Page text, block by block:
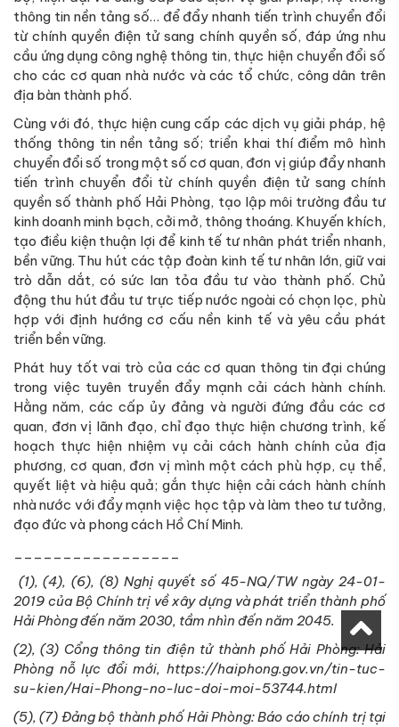
thông tin nền tảng số… để đẩy nhanh tiến trình chuyển đổi
từ chính quyền điện tử sang chính quyền số, đáp ứng nhu
cầu ứng dụng công nghệ thông tin, thực hiện chuyển đổi số
cho các cơ quan nhà nước và các tổ chức, công dân trên
địa bàn thành phố.
Cùng với đó, thực hiện cung cấp các dịch vụ giải pháp, hệ
thống thông tin nền tảng số; triển khai thí điểm mô hình
chuyển đổi số trong một số cơ quan, đơn vị giúp đẩy nhanh
tiến trình chuyển đổi từ chính quyền điện tử sang chính
quyền số thành phố Hải Phòng, tạo lập môi trường đầu tư
kinh doanh minh bạch, cởi mở, thông thoáng. Khuyến khích,
tạo điều kiện thuận lợi để kinh tế tư nhân phát triển nhanh,
bền vững. Thu hút các tập đoàn kinh tế tư nhân lớn, giữ vai
trò dẫn dắt, có sức lan tỏa đầu tư vào thành phố. Chủ
động thu hút đầu tư trực tiếp nước ngoài có chọn lọc, phù
hợp với định hướng cơ cấu nền kinh tế và yêu cầu phát
triển bền vững.
Phát huy tốt vai trò của các cơ quan thông tin đại chúng
trong việc tuyên truyền đẩy mạnh cải cách hành chính.
Hằng năm, các cấp ủy đảng và người đứng đầu các cơ
quan, đơn vị lãnh đạo, chỉ đạo thực hiện chương trình, kế
hoạch thực hiện nhiệm vụ cải cách hành chính của địa
phương, cơ quan, đơn vị mình một cách phù hợp, cụ thể,
quyết liệt và hiệu quả; gắn thực hiện cải cách hành chính
nhà nước với đẩy mạnh việc học tập và làm theo tư tưởng,
đạo đức và phong cách Hồ Chí Minh.
(1), (4), (6), (8) Nghị quyết số 45-NQ/TW ngày 24-01-
2019 của Bộ Chính trị về xây dựng và phát triển thành phố
Hải Phòng đến năm 2030, tầm nhìn đến năm 2045.
(2), (3) Cổng thông tin điện tử thành phố Hải Phòng: Hải
Phòng nỗ lực đổi mới, https://haiphong.gov.vn/tin-tuc-
su-kien/Hai-Phong-no-luc-doi-moi-53744.html
(5), (7) Đảng bộ thành phố Hải Phòng: Báo cáo chính trị tại